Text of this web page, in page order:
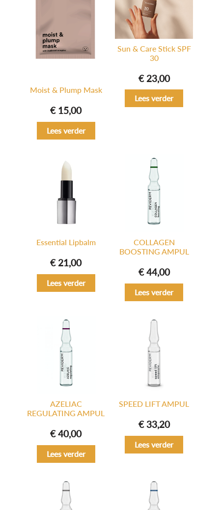
Moist & Plump Mask
€15,00
Lees verder
Sun & Care Stick SPF
30
€23,00
Lees verder
Essential Lipbalm
€21,00
Lees verder
COLLAGEN
BOOSTING AMPUL
€44,00
Lees verder
AZELIAC
REGULATING AMPUL
€40,00
Lees verder
SPEED LIFT AMPUL
€33,20
Lees verder